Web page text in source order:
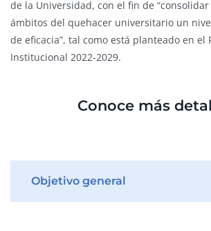
de la Universidad, con el fin de
ámbitos del quehacer universitario un
de eficacia”, tal como está planteado en el
Institucional 2022-2029.
Conoce más
Objetivo general